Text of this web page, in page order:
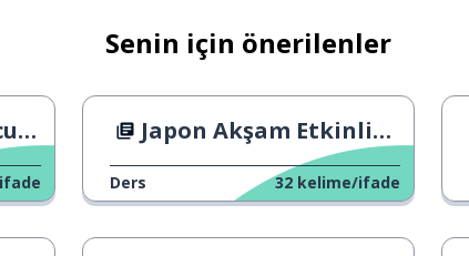
Senin için önerilenler
Japon Akşam Etkinlikleri
Ders 32 kelime/ifade